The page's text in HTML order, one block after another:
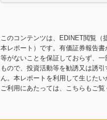
このコンテンツは、EDINET閲覧
本レポート）です。有価証券報告
等がないことを保証しておらず、
もので、投資活動等を勧誘又は誘
ん。本レポートを利用して生じた
ご利用にあたっては、こちらもご覧